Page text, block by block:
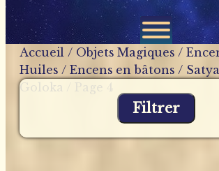
Accueil / Objets Magiques /
Huiles /Encens en bâtons /
Goloka
/ Page 4
Filtrer